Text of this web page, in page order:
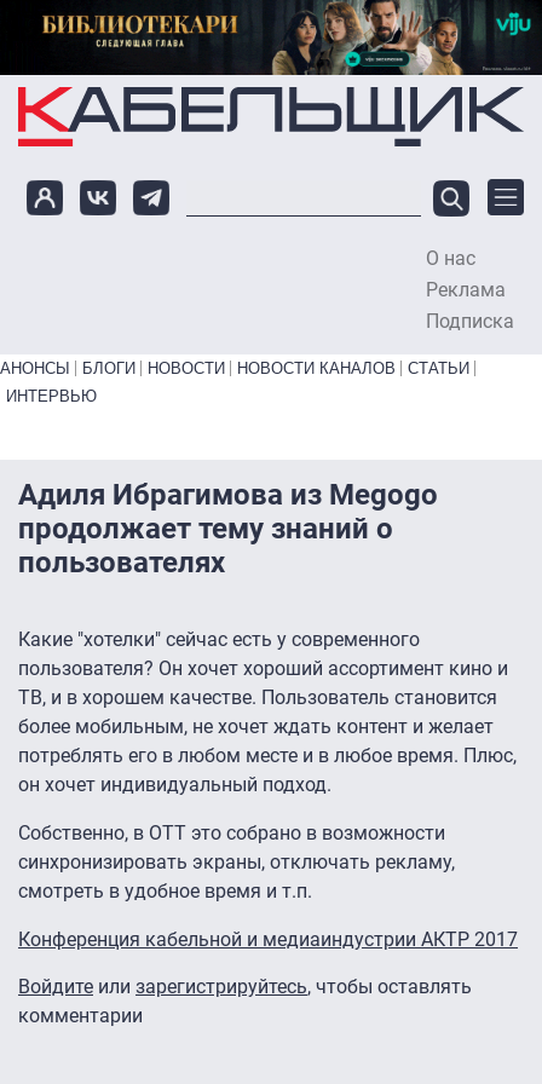
Перейти к основному содержанию
О нас
Реклама
Подписка
Primary links bottom
АНОНСЫ БЛОГИ НОВОСТИ НОВОСТИ КАНАЛОВ
СТАТЬИ
ИНТЕРВЬЮ
Адиля Ибрагимова из Megogo
продолжает тему знаний о
пользователях
Какие "хотелки" сейчас есть у современного
пользователя? Он хочет хороший ассортимент кино и
ТВ, и в хорошем качестве. Пользователь становится
более мобильным, не хочет ждать контент и желает
потреблять его в любом месте и в любое время. Плюс,
он хочет индивидуальный подход.
Собственно, в OTT это собрано в возможности
синхронизировать экраны, отключать рекламу,
смотреть в удобное время и т.п.
Конференция кабельной и медиаиндустрии АКТР 2017
Войдите или зарегистрируйтесь, чтобы оставлять
комментарии